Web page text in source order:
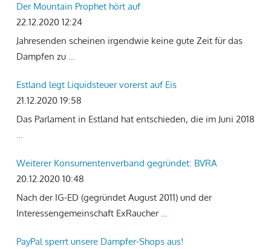
Der Mountain Prophet hört auf
22.12.2020 12:24
Jahresenden scheinen irgendwie keine gute Zeit für das
Dampfen zu …
Estland legt Liquidsteuer vorerst auf Eis
21.12.2020 19:58
Das Parlament in Estland hat entschieden, die im Juni 2018
…
Weiterer Konsumentenverband gegründet: BVRA
20.12.2020 10:48
Nach der IG-ED (gegründet August 2011) und der
Interessengemeinschaft ExRaucher …
PayPal sperrt unsere Dampfer-Shops aus!